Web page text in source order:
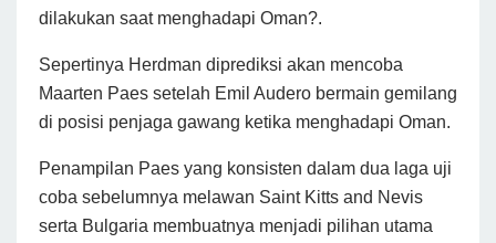
dilakukan saat menghadapi Oman?.
Sepertinya Herdman diprediksi akan mencoba
Maarten Paes setelah Emil Audero bermain gemilang
di posisi penjaga gawang ketika menghadapi Oman.
Penampilan Paes yang konsisten dalam dua laga uji
coba sebelumnya melawan Saint Kitts and Nevis
serta Bulgaria membuatnya menjadi pilihan utama